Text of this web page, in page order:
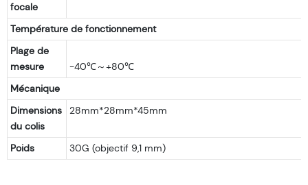
focale
Température de fonctionnement
Plage de
mesure
Mécanique
Dimensions
du colis
28mm*28mm*45mm
Poids 30G (objectif 9,1 mm)